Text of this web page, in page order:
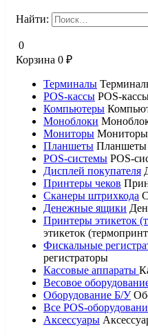
Найти:
0
Корзина 0 ₽
Терминалы
POS-кассы POS-
Компьютеры
Моноблоки
Мониторы Мониторы
Планшеты Планшеты
POS-системы POS-
Дисплей покупателя
Принтеры чеков
Сканеры штрихкода
Денежные ящики
Принтеры этикеток
этикеток
Фискальные
регистраторы
Кассовые аппараты
Весовое
Оборудование Б/У
Все POS-
Аксессуары